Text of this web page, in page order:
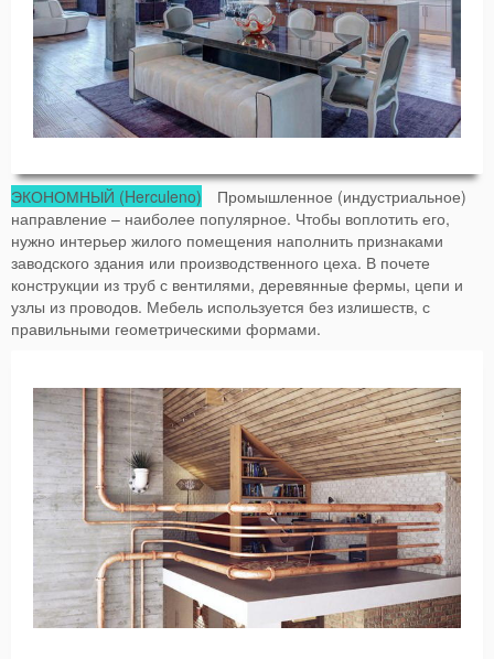
ЭКОНОМНЫЙ (Herculeno) Промышленное (индустриальное)
направление – наиболее популярное. Чтобы воплотить его,
нужно интерьер жилого помещения наполнить признаками
заводского здания или производственного цеха. В почете
конструкции из труб с вентилями, деревянные фермы, цепи и
узлы из проводов. Мебель используется без излишеств, с
правильными геометрическими формами.